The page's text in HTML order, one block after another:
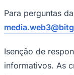
Para perguntas
Isenção de
informativos. As